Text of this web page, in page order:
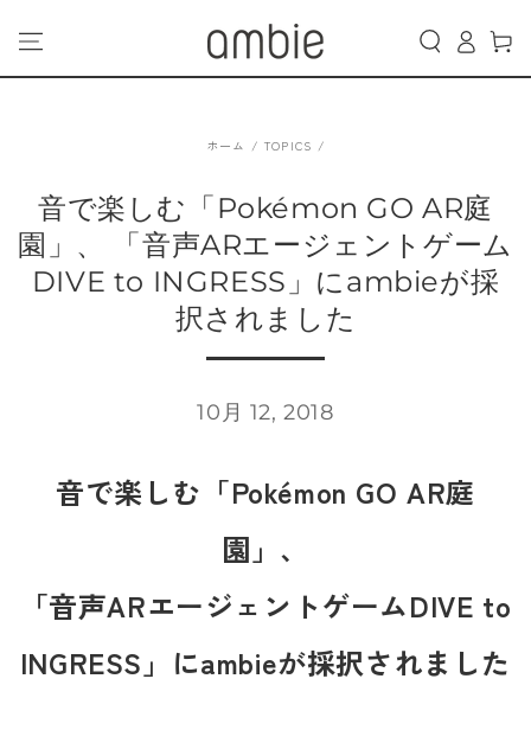
プする
イ
ー
ト
ホーム / TOPICS /
音で楽しむ「Pokémon GO AR庭
園」、 「音声ARエージェントゲーム
DIVE to INGRESS」にambieが採
択されました
10月 12, 2018
音で楽しむ「Pokémon GO AR庭
園」、
「音声ARエージェントゲームDIVE to
INGRESS」にambieが採択されました